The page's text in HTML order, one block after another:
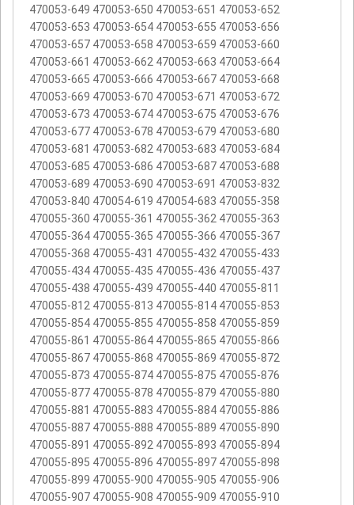
470053-649 470053-650 470053-651 470053-652
470053-653 470053-654 470053-655 470053-656
470053-657 470053-658 470053-659 470053-660
470053-661 470053-662 470053-663 470053-664
470053-665 470053-666 470053-667 470053-668
470053-669 470053-670 470053-671 470053-672
470053-673 470053-674 470053-675 470053-676
470053-677 470053-678 470053-679 470053-680
470053-681 470053-682 470053-683 470053-684
470053-685 470053-686 470053-687 470053-688
470053-689 470053-690 470053-691 470053-832
470053-840 470054-619 470054-683 470055-358
470055-360 470055-361 470055-362 470055-363
470055-364 470055-365 470055-366 470055-367
470055-368 470055-431 470055-432 470055-433
470055-434 470055-435 470055-436 470055-437
470055-438 470055-439 470055-440 470055-811
470055-812 470055-813 470055-814 470055-853
470055-854 470055-855 470055-858 470055-859
470055-861 470055-864 470055-865 470055-866
470055-867 470055-868 470055-869 470055-872
470055-873 470055-874 470055-875 470055-876
470055-877 470055-878 470055-879 470055-880
470055-881 470055-883 470055-884 470055-886
470055-887 470055-888 470055-889 470055-890
470055-891 470055-892 470055-893 470055-894
470055-895 470055-896 470055-897 470055-898
470055-899 470055-900 470055-905 470055-906
470055-907 470055-908 470055-909 470055-910